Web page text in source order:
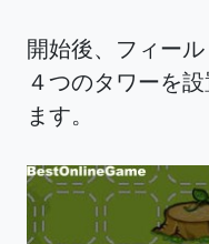
開始後、フィー
４つのタワーを
ます。